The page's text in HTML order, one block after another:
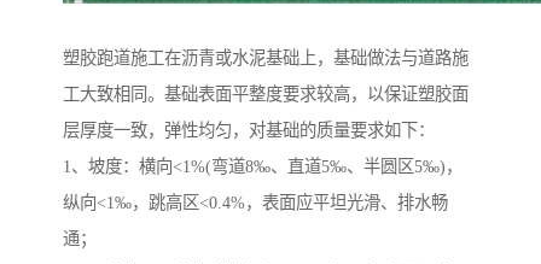
塑胶跑道施工在沥青或水泥基础上，基础做法与道路施
工大致相同。基础表面平整度要求较高，以保证塑胶面
层厚度一致，弹性均匀，对基础的质量要求如下：
1、坡度：横向<1%(弯道8‰、直道5‰、半圆区5‰)，
纵向<1‰，跳高区<0.4%，表面应平坦光滑、排水畅
通；